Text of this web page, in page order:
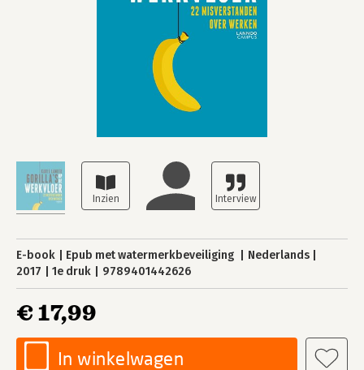
E-book Epub met watermerkbeveiliging
Nederlands
2017
1e druk 9789401442626
€ 17,99
In winkelwagen